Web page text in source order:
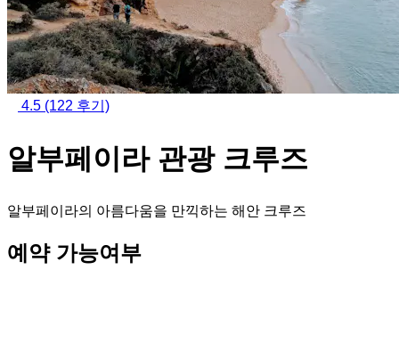
4.5 (122 후기)
알부페이라 관광 크루즈
알부페이라의 아름다움을 만끽하는 해안 크루즈
예약 가능여부